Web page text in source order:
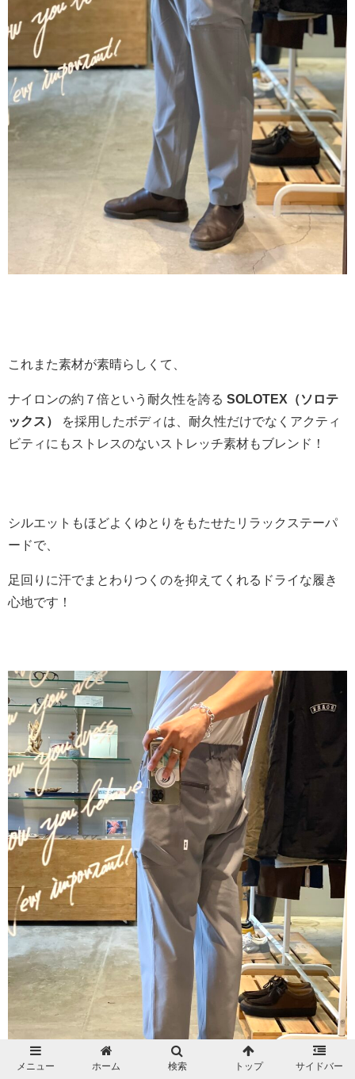
これまた素材が素晴らしくて、
ナイロンの約７倍という耐久性を誇る SOLOTEX（ソロテ
ックス）
を採用したボディは、耐久性だけでなくアクティ
ビティにもストレスのないストレッチ素材もブレンド！
シルエットもほどよくゆとりをもたせたリラックステーパ
ードで、
足回りに汗でまとわりつくのを抑えてくれるドライな履き
心地です！
メニュー ホーム 検索 トップ サイドバー